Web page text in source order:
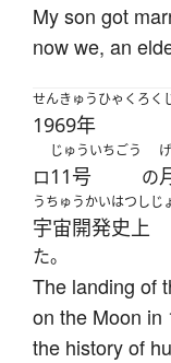
My son got
now we, an
せんきゅうひゃくろく
1969年
ロ
じゅういちごう
11号 の
うちゅうかいはつしじ
宇宙開発史上
た。
The landing of
on the Moon in
the history of